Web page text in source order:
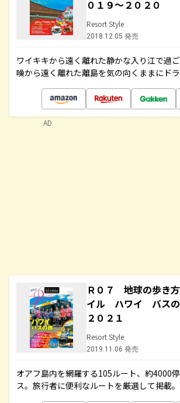
０１９～２０２０
Resort Style
2018.12.05 発売
ワイキキから遠く離れた静かな入り江で過
噪から遠く離れた離島を気の向くままにド
Ｒ０７ 地球の歩き
イル ハワイ バス
２０２１
Resort Style
2019.11.06 発売
オアフ島内を網羅する105ルート、約4000
ス。旅行者に便利なルートを厳選して掲載。
AD